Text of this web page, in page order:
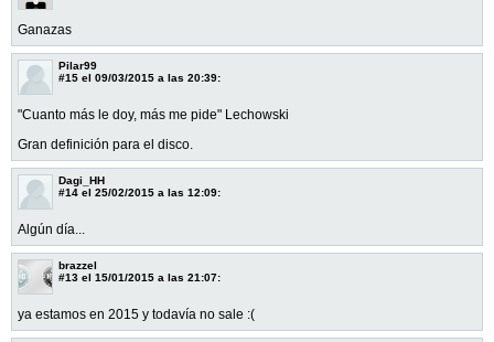
Ganazas
Pilar99
#15 el 09/03/2015 a las 20:39:
"Cuanto más le doy, más me pide" Lechowski
Gran definición para el disco.
Dagi_HH
#14 el 25/02/2015 a las 12:09:
Algún día...
brazzel
#13 el 15/01/2015 a las 21:07:
ya estamos en 2015 y todavía no sale :(